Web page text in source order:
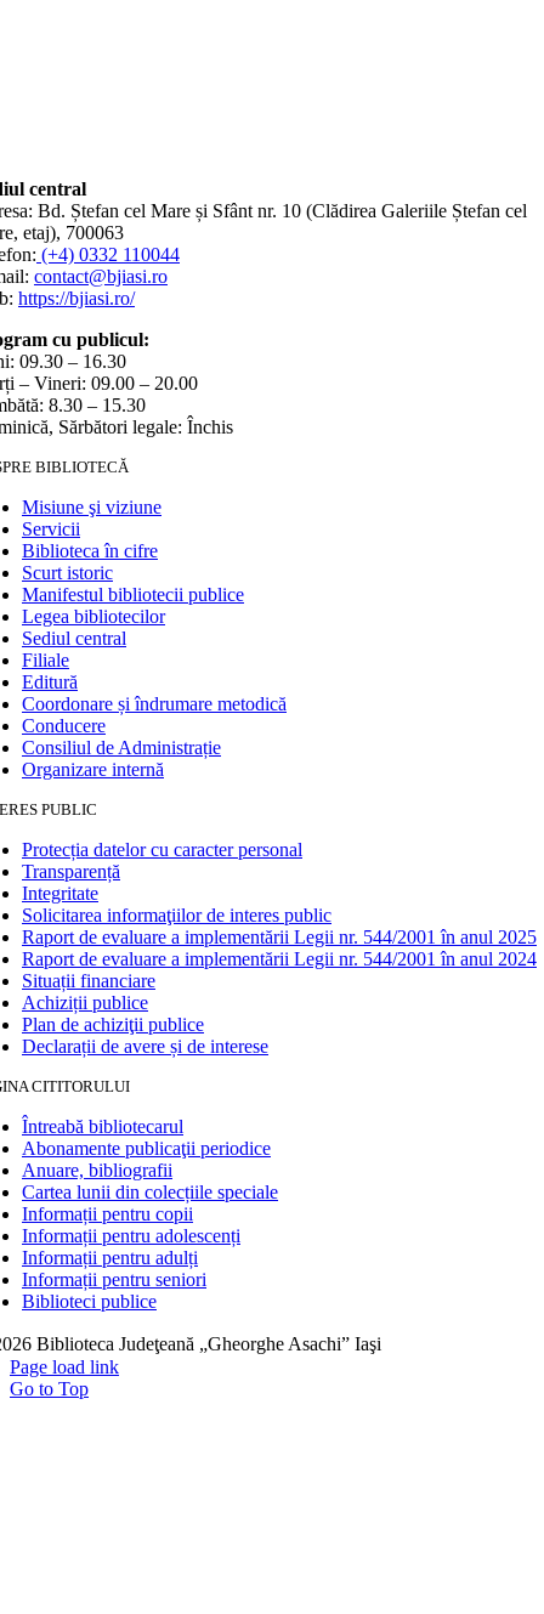
central
Bd. Ștefan cel Mare și Sfânt nr. 10 (Clădirea Galeriile Ștefan cel
etaj), 700063
(+4) 0332 110044
contact@bjiasi.ro
https://bjiasi.ro/
cu publicul:
09.30 – 16.30
– Vineri: 09.00 – 20.00
8.30 – 15.30
Sărbători legale: Închis
BIBLIOTECĂ
Misiune şi viziune
Servicii
Biblioteca în cifre
Scurt istoric
Manifestul bibliotecii publice
Legea bibliotecilor
Sediul central
Filiale
Editură
Coordonare și îndrumare metodică
Conducere
Consiliul de Administrație
Organizare internă
PUBLIC
Protecția datelor cu caracter personal
Transparență
Integritate
Solicitarea informaţiilor de interes public
Raport de evaluare a implementării Legii nr. 544/2001 în anul 2025
Raport de evaluare a implementării Legii nr. 544/2001 în anul 2024
Situații financiare
Achiziții publice
Plan de achiziţii publice
Declarații de avere și de interese
CITITORULUI
Întreabă bibliotecarul
Abonamente publicaţii periodice
Anuare, bibliografii
Cartea lunii din colecțiile speciale
Informații pentru copii
Informații pentru adolescenți
Informații pentru adulți
Informații pentru seniori
Biblioteci publice
Biblioteca Judeţeană „Gheorghe Asachi” Iaşi
Page load link
Go to Top